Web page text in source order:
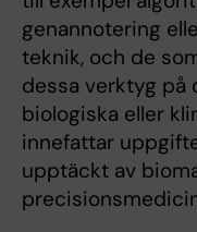
genannotering
teknik, och de
dessa verktyg på
biologiska eller
innefattar
upptäckt av